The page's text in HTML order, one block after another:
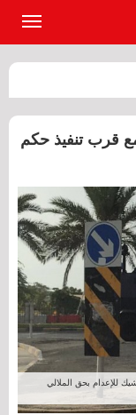
قرب تنفيذ حكم
للإعدام بحق الملالي